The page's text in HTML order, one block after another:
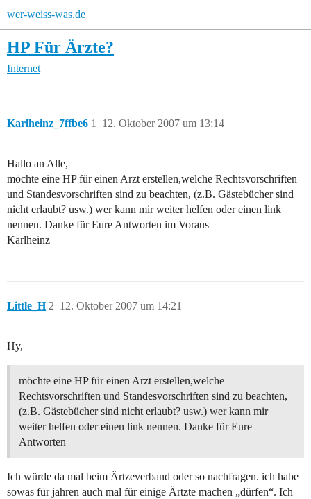
wer-weiss-was.de
HP Für Ärzte?
Internet
Karlheinz_7ffbe6 12. Oktober 2007 um 13:14
1
Hallo an Alle,
möchte eine HP für einen Arzt erstellen,welche Rechtsvorschriften
und Standesvorschriften sind zu beachten, (z.B. Gästebücher sind
nicht erlaubt? usw.) wer kann mir weiter helfen oder einen link
nennen. Danke für Eure Antworten im Voraus
Karlheinz
Little_H 12. Oktober 2007 um 14:21
2
Hy,
möchte eine HP für einen Arzt erstellen,welche
Rechtsvorschriften und Standesvorschriften sind zu beachten,
(z.B. Gästebücher sind nicht erlaubt? usw.) wer kann mir
weiter helfen oder einen link nennen. Danke für Eure
Antworten
Ich würde da mal beim Ärtzeverband oder so nachfragen. ich habe
sowas für jahren auch mal für einige Ärtzte machen „dürfen“. Ich